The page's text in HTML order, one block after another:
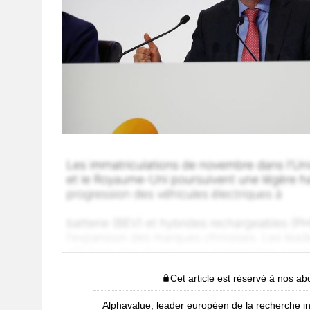
Cet article est réservé à nos
Alphavalue, leader européen de la recherche